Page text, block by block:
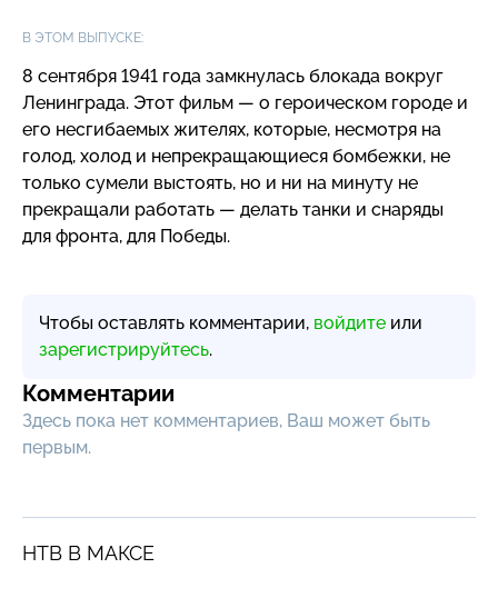
В ЭТОМ ВЫПУСКЕ:
8 сентября 1941 года замкнулась блокада вокруг
Ленинграда. Этот фильм — о героическом городе и
его несгибаемых жителях, которые, несмотря на
голод, холод и непрекращающиеся бомбежки, не
только сумели выстоять, но и ни на минуту не
прекращали работать — делать танки и снаряды
для фронта, для Победы.
Чтобы оставлять комментарии, войдите или
зарегистрируйтесь.
Комментарии
Здесь пока нет комментариев, Ваш может быть
первым.
НТВ В МАКСЕ